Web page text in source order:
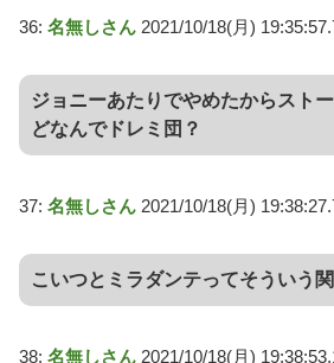
36: 名無しさん 2021/10/18(月)
ジョニーあたりでやめたからスト
どなんでドレミ団？
37: 名無しさん 2021/10/18(月)
こいつとミラダンテってそういう
38: 名無しさん 2021/10/18(月)